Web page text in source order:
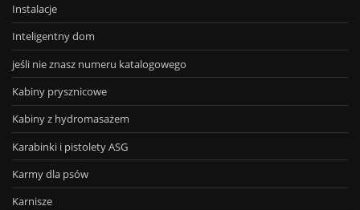
Instalacje
Inteligentny dom
jeśli nie znasz numeru katalogowego
Kabiny prysznicowe
Kabiny z hydromasażem
Karabinki i pistolety ASG
Karmy dla psów
Karnisze